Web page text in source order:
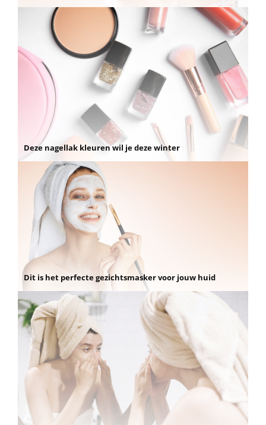
Deze nagellak kleuren wil je deze winter
Dit is het perfecte gezichtsmasker voor jouw huid